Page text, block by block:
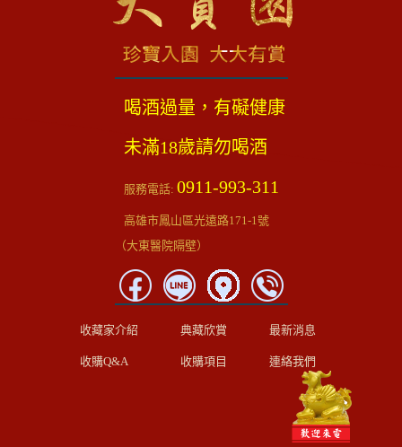
喝酒過量，有礙健康
未滿18歲請勿喝酒
服務電話: 0911-993-311
高雄市鳳山區光遠路171-1號
（大東醫院隔壁）
收藏家介紹
收購Q&A
典藏欣賞
收購項目
最新消息
連絡我們